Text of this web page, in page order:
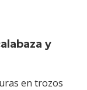
y
en trozos